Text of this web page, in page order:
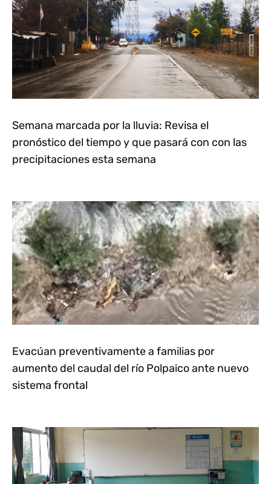
Semana marcada por la lluvia: Revisa el
pronóstico del tiempo y que pasará con con las
precipitaciones esta semana
Evacúan preventivamente a familias por
aumento del caudal del río Polpaico ante nuevo
sistema frontal